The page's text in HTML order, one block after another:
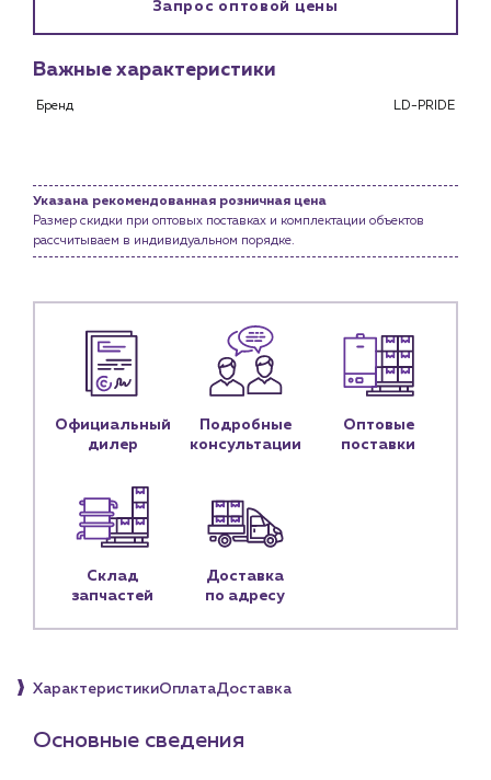
Новости
Контакты
Контактные данные
Чат-бот
+7 (918) 070-19-79
sales@profpotok.ru
Запрос оптовой цены
Важные характеристики
Бренд LD-PRIDE
Указана рекомендованная розничная цена
Размер скидки при оптовых поставках и комплектации объектов
рассчитываем в индивидуальном порядке.
Официальный
дилер
Подробные
консультации
Оптовые
поставки
Склад
запчастей
Доставка
по адресу
ХарактеристикиОплатаДоставка
Основные сведения